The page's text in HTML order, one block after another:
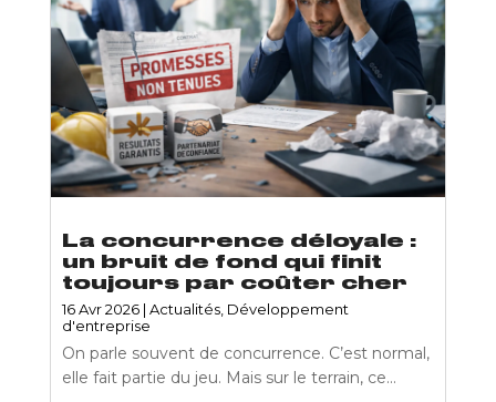
La concurrence déloyale :
un bruit de fond qui finit
toujours par coûter cher
16 Avr 2026| Actualités, Développement
d'entreprise
On parle souvent de concurrence. C’est normal,
elle fait partie du jeu. Mais sur le terrain, ce...